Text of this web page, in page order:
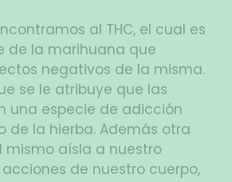
al THC, el cual es
de la marihuana que
negativos de la misma.
se le atribuye que las
una especie de adicción
de la hierba. Además otra
mismo aísla a nuestro
de nuestro cuerpo,